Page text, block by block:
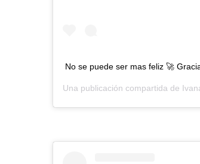
No se puede ser mas feliz 🚀
Una publicación compartida de